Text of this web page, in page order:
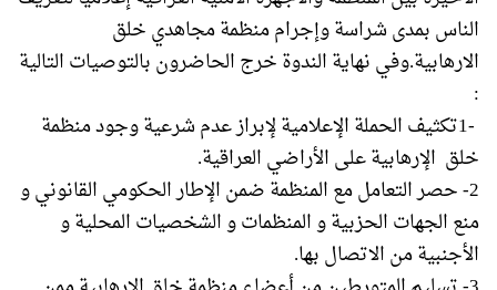
الناس بمدى شراسة وإجرام منظمة مجاهدي خلق
الارهابية.وفي نهاية الندوة خرج الحاضرون بالتوصيات التالية
:
-1تكثيف الحملة الإعلامية لإبراز عدم شرعية وجود منظمة
خلق الإرهابية على الأراضي العراقية.
2- حصر التعامل مع المنظمة ضمن الإطار الحكومي القانوني و
منع الجهات الحزبية و المنظمات و الشخصيات المحلية و
الأجنبية من الاتصال بها.